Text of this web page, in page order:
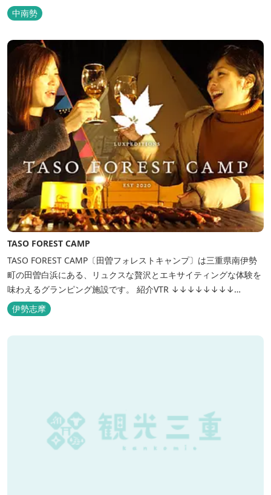
中南勢
TASO FOREST CAMP
TASO FOREST CAMP〔田曽フォレストキャンプ〕は三重県南伊勢
町の田曽白浜にある、リュクスな贅沢とエキサイティングな体験を
味わえるグランピング施設です。 紹介VTR ↓↓↓↓↓↓↓↓
https://www.youtube.com/watch?v=jpF0wPRjqSw
伊勢志摩